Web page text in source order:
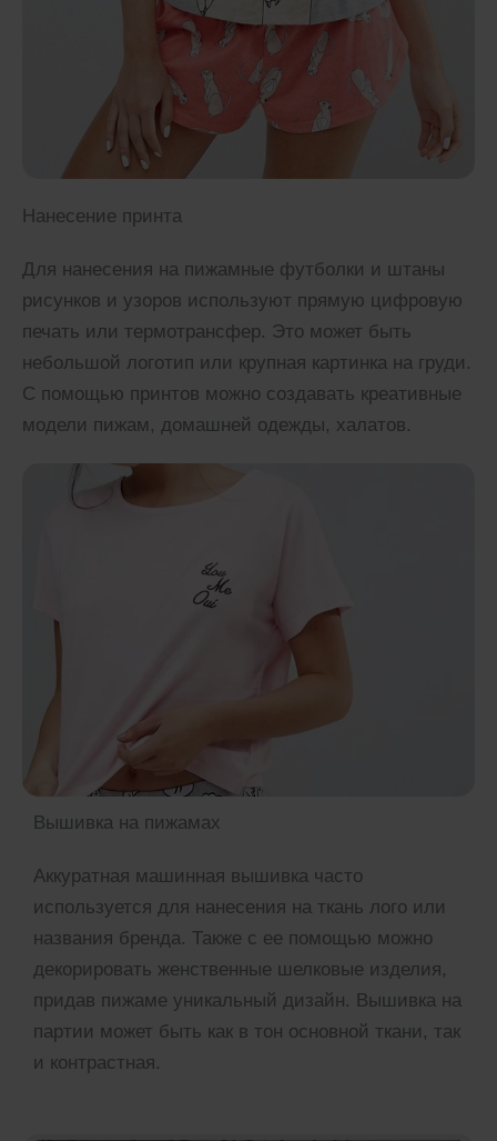
Нанесение принта
Для нанесения на пижамные футболки и штаны
рисунков и узоров используют прямую цифровую
печать или термотрансфер. Это может быть
небольшой логотип или крупная картинка на груди.
С помощью принтов можно создавать креативные
модели пижам, домашней одежды, халатов.
Вышивка на пижамах
Аккуратная машинная вышивка часто
используется для нанесения на ткань лого или
названия бренда. Также с ее помощью можно
декорировать женственные шелковые изделия,
придав пижаме уникальный дизайн. Вышивка на
партии может быть как в тон основной ткани, так
и контрастная.